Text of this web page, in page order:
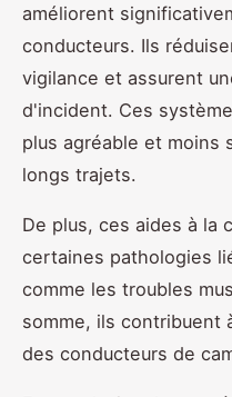
améliorent
conducteurs. Ils
vigilance et assurent
d'incident. Ces
plus agréable et moins
longs trajets.
De plus, ces aides à la
certaines pathologies
comme les troubles
somme, ils contribuent
des conducteurs de